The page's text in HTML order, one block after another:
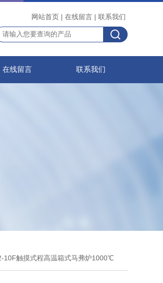
网站首页 | 在线留言 | 联系我们
在线留言 联系我们
10F触摸式程高温箱式马弗炉1000℃